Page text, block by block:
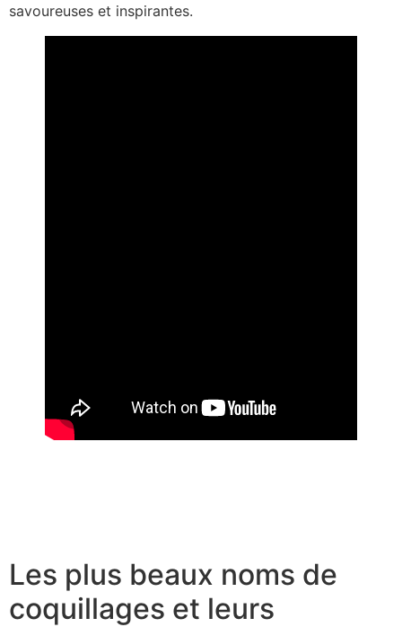
savoureuses et inspirantes.
Les plus beaux noms de
coquillages et leurs